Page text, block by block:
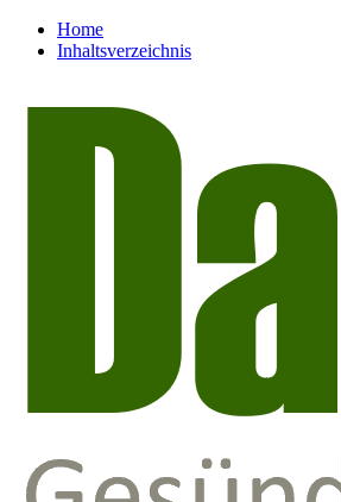
Home
Inhaltsverzeichnis